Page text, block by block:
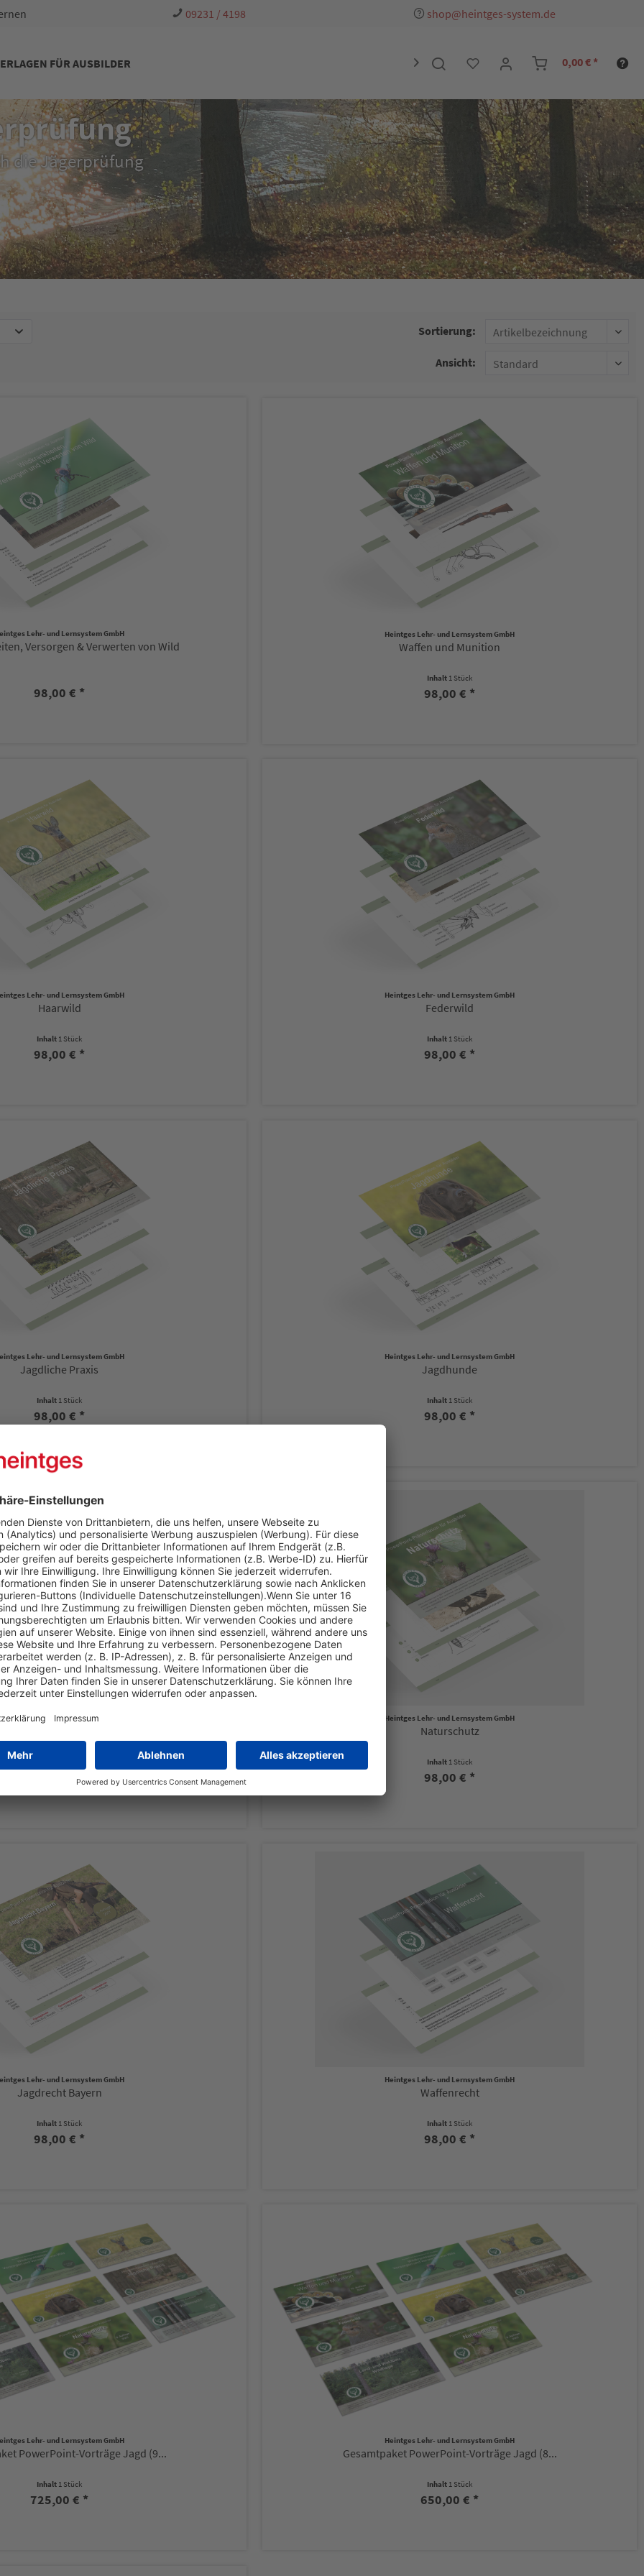
09231 / 4198 shop@heintges-system.de
FÜR AUSBILDER  0,00 € *
die Jägerprüfung
Sortierung:
Ansicht:
Lehr- und Lernsystem GmbH
Versorgen & Verwerten von Wild
98,00 € *
Heintges Lehr- und Lernsystem GmbH
Waffen und Munition
Inhalt 1 Stück
98,00 € *
Lehr- und Lernsystem GmbH
Haarwild
Inhalt 1 Stück
98,00 € *
Heintges Lehr- und Lernsystem GmbH
Federwild
Inhalt 1 Stück
98,00 € *
Lehr- und Lernsystem GmbH
Jagdliche Praxis
Inhalt 1 Stück
98,00 € *
Heintges Lehr- und Lernsystem GmbH
Jagdhunde
Inhalt 1 Stück
98,00 € *
Lehr- und Lernsystem GmbH
98,00 € *
Heintges Lehr- und Lernsystem GmbH
Naturschutz
Inhalt 1 Stück
98,00 € *
Lehr- und Lernsystem GmbH
Jagdrecht Bayern
Inhalt 1 Stück
98,00 € *
Heintges Lehr- und Lernsystem GmbH
Waffenrecht
Inhalt 1 Stück
98,00 € *
Lehr- und Lernsystem GmbH
PowerPoint-Vorträge Jagd (9...
Inhalt 1 Stück
725,00 € *
Heintges Lehr- und Lernsystem GmbH
Gesamtpaket PowerPoint-Vorträge Jagd (8...
Inhalt 1 Stück
650,00 € *